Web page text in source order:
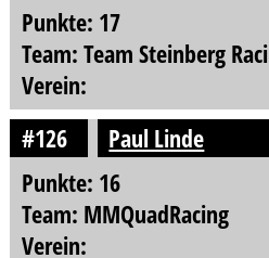
Punkte: 17
Team: Team Steinberg
Verein:
#126
Paul Linde
Punkte: 16
Team: MMQuadRacing
Verein: